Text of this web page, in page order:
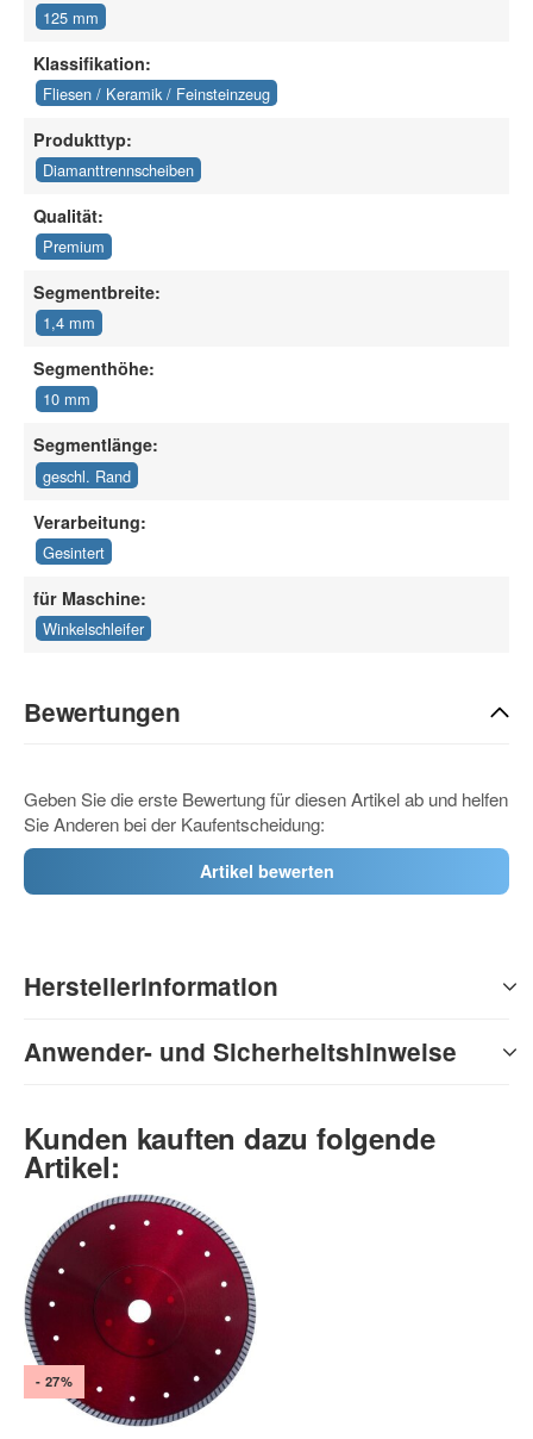
125 mm
Klassifikation:
Fliesen / Keramik / Feinsteinzeug
Produkttyp:
Diamanttrennscheiben
Qualität:
Premium
Segmentbreite:
1,4 mm
Segmenthöhe:
10 mm
Segmentlänge:
geschl. Rand
Verarbeitung:
Gesintert
für Maschine:
Winkelschleifer
Bewertungen
Geben Sie die erste Bewertung für diesen Artikel ab und helfen
Sie Anderen bei der Kaufentscheidung:
Artikel bewerten
Herstellerinformation
Anwender- und Sicherheitshinweise
Kunden kauften dazu folgende
Artikel:
- 27%